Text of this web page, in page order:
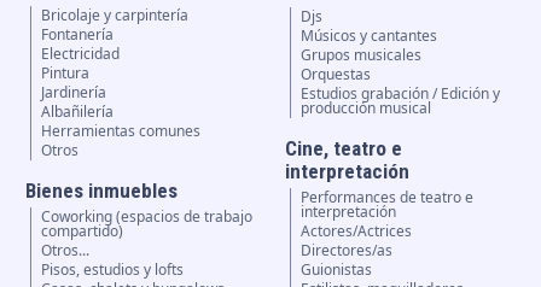
Bricolaje y carpintería
Fontanería
Electricidad
Pintura
Jardinería
Albañilería
Herramientas comunes
Otros
Bienes inmuebles
Coworking (espacios de trabajo
compartido)
Otros...
Pisos, estudios y lofts
Djs
Músicos y cantantes
Grupos musicales
Orquestas
Estudios grabación / Edición y
producción musical
Cine, teatro e
interpretación
Performances de teatro e
interpretación
Actores/Actrices
Directores/as
Guionistas